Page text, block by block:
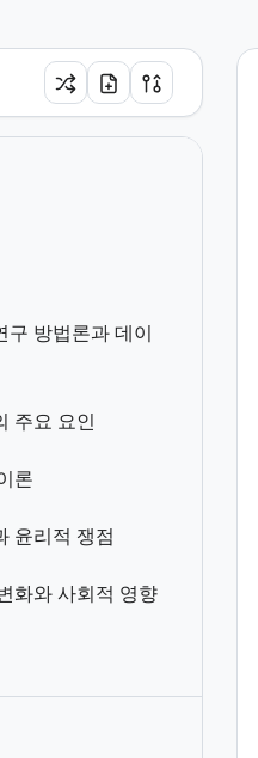
구 방법론과 데이
주요 요인
론
윤리적 쟁점
화와 사회적 영향